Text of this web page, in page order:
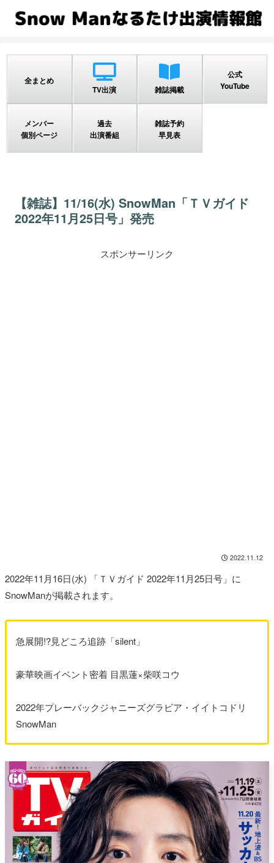
全まとめ
TV出演
雑誌掲載
公式
YouTube
メンバー
個別ページ
過去
出演番組
雑誌予約
早見表
【雑誌】11/16(水) SnowMan「ＴＶガイド
2022年11月25日号」発売
スポンサーリンク
2022.11.12
2022年11月16日(水) 「ＴＶガイド 2022年11月25日号」に
SnowManが掲載されます。
急展開!?見どころ追跡「silent」
豪華映画イベント密着 目黒蓮×柴咲コウ
2022年プレーバックジャニーズグラビア・イイトコドリ
SnowMan